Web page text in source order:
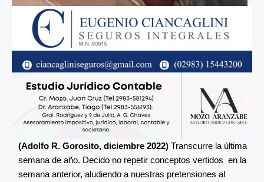
(Adolfo R. Gorosito, diciembre 2022) Transcurre la última
semana de año. Decido no repetir conceptos vertidos en la
semana anterior, aludiendo a nuestras pretensiones al